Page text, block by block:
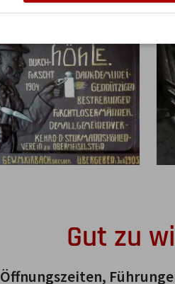
Gut zu
Öffnungszeiten,